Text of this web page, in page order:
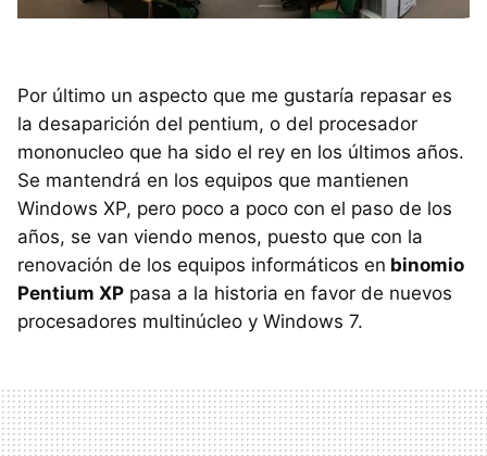
Por último un aspecto que me gustaría repasar es
la desaparición del pentium, o del procesador
mononucleo que ha sido el rey en los últimos años.
Se mantendrá en los equipos que mantienen
Windows XP, pero poco a poco con el paso de los
años, se van viendo menos, puesto que con la
renovación de los equipos informáticos en binomio
Pentium XP pasa a la historia en favor de nuevos
procesadores multinúcleo y Windows 7.